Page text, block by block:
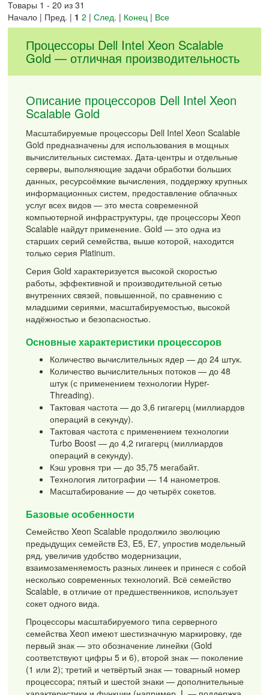
Товары 1 - 20 из 31
Начало | Пред. | 1 2 |След. | Конец | Все
Процессоры Dell Intel Xeon Scalable
Gold — отличная производительность
Описание процессоров Dell Intel Xeon
Scalable Gold
Масштабируемые процессоры Dell Intel Xeon Scalable
Gold предназначены для использования в мощных
вычислительных системах. Дата-центры и отдельные
серверы, выполняющие задачи обработки больших
данных, ресурсоёмкие вычисления, поддержку крупных
информационных систем, предоставление облачных
услуг всех видов — это места современной
компьютерной инфраструктуры, где процессоры Xeon
Scalable найдут применение. Gold — это одна из
старших серий семейства, выше которой, находится
только серия Platinum.
Серия Gold характеризуется высокой скоростью
работы, эффективной и производительной сетью
внутренних связей, повышенной, по сравнению с
младшими сериями, масштабируемостью, высокой
надёжностью и безопасностью.
Основные характеристики процессоров
Количество вычислительных ядер — до 24 штук.
Количество вычислительных потоков — до 48
штук (с применением технологии Hyper-
Threading).
Тактовая частота — до 3,6 гигагерц (миллиардов
операций в секунду).
Тактовая частота с применением технологии
Turbo Boost — до 4,2 гигагерц (миллиардов
операций в секунду).
Кэш уровня три — до 35,75 мегабайт.
Технология литографии — 14 нанометров.
Масштабирование — до четырёх сокетов.
Базовые особенности
Семейство Xeon Scalable продолжило эволюцию
предыдущих семейств E3, E5, E7, упростив модельный
ряд, увеличив удобство модернизации,
взаимозаменяемость разных линеек и принеся с собой
несколько современных технологий. Всё семейство
Scalable, в отличие от предшественников, использует
сокет одного вида.
Процессоры масштабируемого типа серверного
семейства Xeon имеют шестизначную маркировку, где
первый знак — это обозначение линейки (Gold
соответствуют цифры 5 и 6), второй знак — поколение
(1 или 2); третий и четвёртый знак — товарный номер
процессора; пятый и шестой знаки — дополнительные